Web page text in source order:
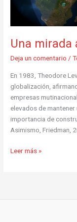
Una mirada
Deja un comentario /
En 1983, Theodore
globalización,
empresas
elevados de
importancia de
Asimismo, Friedman,
Leer más »